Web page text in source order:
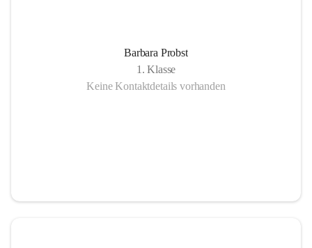
Barbara Probst
1. Klasse
Keine Kontaktdetails vorhanden